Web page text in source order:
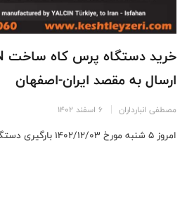
ارسال به مقصد ایران-اصفهان
مصطفی انبارداران 6 اسفند 1402
امروز ۵ شنبه مورخ ۱۴۰۲/۱۲/۰۳ بارگیری دستگاه پرس کاه نرم ، ساخت ...